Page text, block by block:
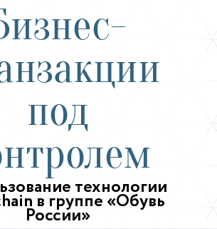
под
технологии
в группе «Обувь
России»